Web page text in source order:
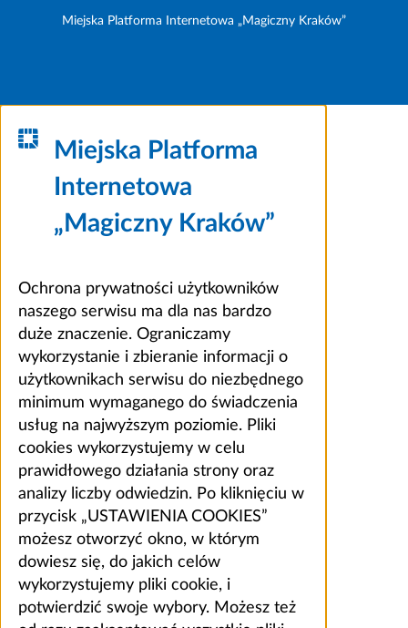
Miejska Platforma Internetowa „Magiczny Kraków”
Miejska Platforma
Internetowa
„Magiczny Kraków”
Ochrona prywatności użytkowników
naszego serwisu ma dla nas bardzo
duże znaczenie. Ograniczamy
wykorzystanie i zbieranie informacji o
użytkownikach serwisu do niezbędnego
minimum wymaganego do świadczenia
usług na najwyższym poziomie. Pliki
cookies wykorzystujemy w celu
prawidłowego działania strony oraz
analizy liczby odwiedzin. Po kliknięciu w
przycisk „USTAWIENIA COOKIES”
możesz otworzyć okno, w którym
dowiesz się, do jakich celów
wykorzystujemy pliki cookie, i
potwierdzić swoje wybory. Możesz też